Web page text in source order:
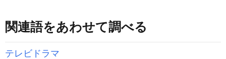
関連語をあわせて調べる
テレビドラマ